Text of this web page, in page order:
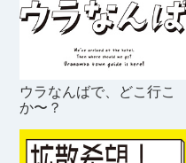
ウラなんばで、どこ行こ
か〜？